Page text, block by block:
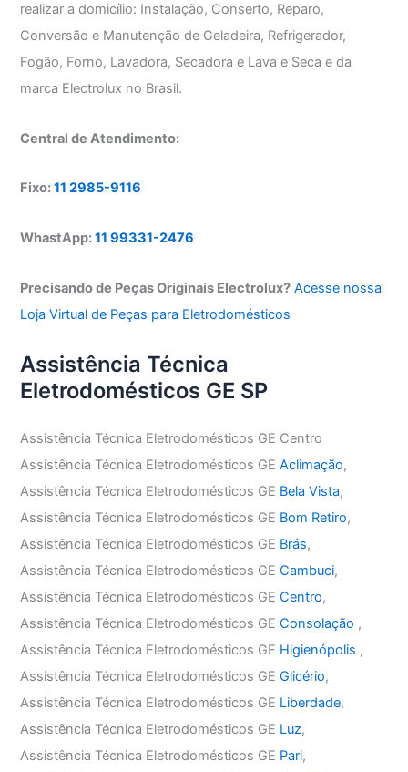
realizar a domicílio: Instalação, Conserto, Reparo,
Conversão e Manutenção de Geladeira, Refrigerador,
Fogão, Forno, Lavadora, Secadora e Lava e Seca e da
marca Electrolux no Brasil.
Central de Atendimento:
Fixo:11 2985-9116
WhastApp:11 99331-2476
Precisando de Peças Originais Electrolux? Acesse nossa
Loja Virtual de Peças para Eletrodomésticos
Assistência Técnica
Eletrodomésticos GE SP
Assistência Técnica Eletrodomésticos GE Centro
Assistência Técnica Eletrodomésticos GEAclimação,
Assistência Técnica Eletrodomésticos GE Bela Vista,
Assistência Técnica Eletrodomésticos GE Bom Retiro,
Assistência Técnica Eletrodomésticos GE Brás,
Assistência Técnica Eletrodomésticos GECambuci,
Assistência Técnica Eletrodomésticos GECentro,
Assistência Técnica Eletrodomésticos GEConsolação ,
Assistência Técnica Eletrodomésticos GE Higienópolis ,
Assistência Técnica Eletrodomésticos GEGlicério,
Assistência Técnica Eletrodomésticos GE Liberdade,
Assistência Técnica Eletrodomésticos GE Luz,
Assistência Técnica Eletrodomésticos GE Pari,